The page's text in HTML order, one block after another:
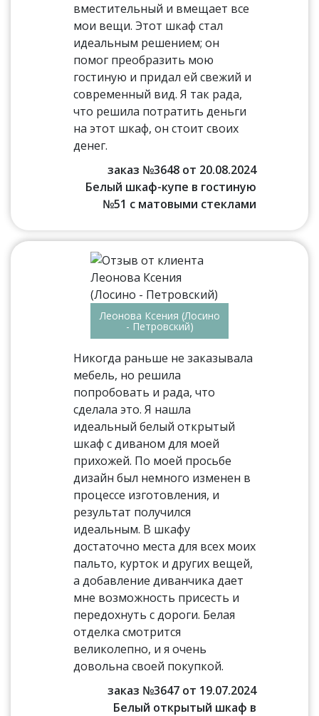
вместительный и вмещает все
мои вещи. Этот шкаф стал
идеальным решением; он
помог преобразить мою
гостиную и придал ей свежий и
современный вид. Я так рада,
что решила потратить деньги
на этот шкаф, он стоит своих
денег.
заказ №3648 от 20.08.2024
Белый шкаф-купе в гостиную
№51 с матовыми стеклами
Леонова Ксения (Лосино
- Петровский)
Никогда раньше не заказывала
мебель, но решила
попробовать и рада, что
сделала это. Я нашла
идеальный белый открытый
шкаф с диваном для моей
прихожей. По моей просьбе
дизайн был немного изменен в
процессе изготовления, и
результат получился
идеальным. В шкафу
достаточно места для всех моих
пальто, курток и других вещей,
а добавление диванчика дает
мне возможность присесть и
передохнуть с дороги. Белая
отделка смотрится
великолепно, и я очень
довольна своей покупкой.
заказ №3647 от 19.07.2024
Белый открытый шкаф в